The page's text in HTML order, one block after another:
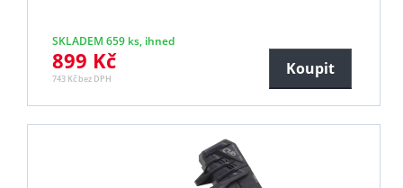
SKLADEM 659 ks, ihned
899 Kč
743 Kč bez DPH
Koupit